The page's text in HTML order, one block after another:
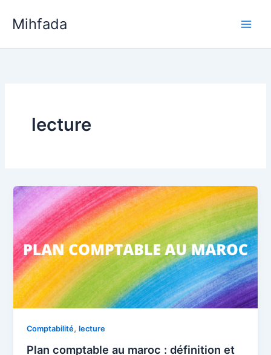
Mihfada
lecture
Comptabilité,lecture
Plan comptable au maroc : définition et